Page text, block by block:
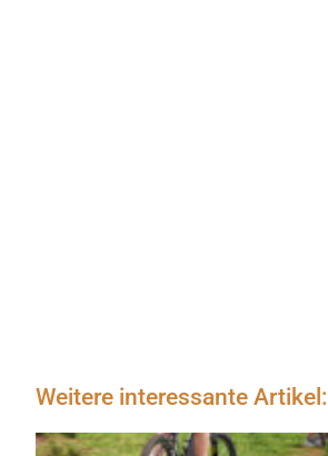
Weitere interessante Artikel: